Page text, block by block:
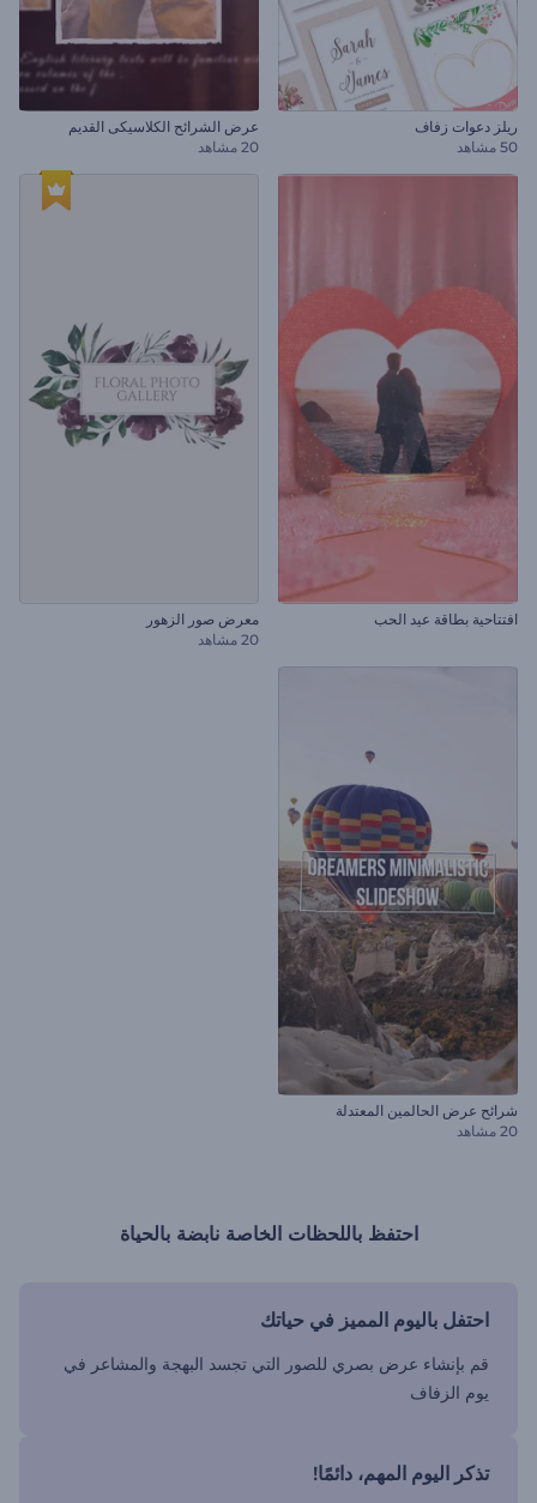
ريلز دعوات زفاف
50 مشاهد
عرض الشرائح الكلاسيكى القديم
20 مشاهد
افتتاحية بطاقة عيد الحب
معرض صور الزهور
20 مشاهد
شرائح عرض الحالمين المعتدلة
20 مشاهد
احتفظ باللحظات الخاصة نابضة بالحياة
احتفل باليوم المميز في حياتك
قم بإنشاء عرض بصري للصور التي تجسد البهجة والمشاعر في
يوم الزفاف
تذكر اليوم المهم، دائمًا!